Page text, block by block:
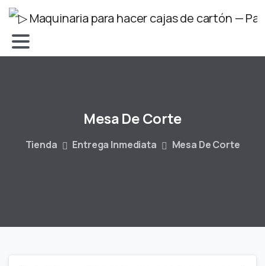
Mesa DeCorte
Tienda Entrega Inmediata Mesa De Corte